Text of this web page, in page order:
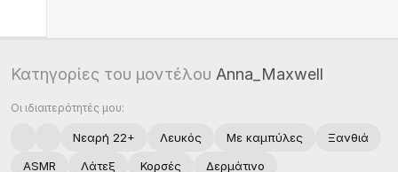
Κατηγορίες του μοντέλου Anna_Maxwell
Οι ιδιαιτερότητές μου:
Νεαρή 22+ Λευκός Με καμπύλες
Ξανθιά
ASMR
Λάτεξ Κορσές
Δερμάτινο